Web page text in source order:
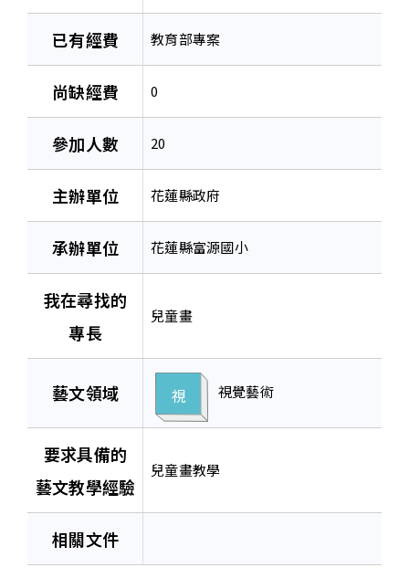
已有經費 教育部專案
尚缺經費 0
參加人數 20
主辦單位 花蓮縣政府
承辦單位 花蓮縣富源國小
我在尋找的
專長
兒童畫
藝文領域 視 視覺藝術
要求具備的
藝文教學經驗
兒童畫教學
相關文件